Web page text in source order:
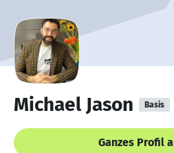
Michael Jason Basis
Ganzes Profil